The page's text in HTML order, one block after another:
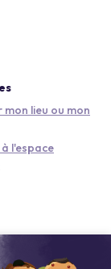
mon lieu ou mon
l'espace